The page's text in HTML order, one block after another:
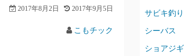
2017年8月2日 2017年9月5日
こもチック
サビキ釣り
シーバス
ショアジ